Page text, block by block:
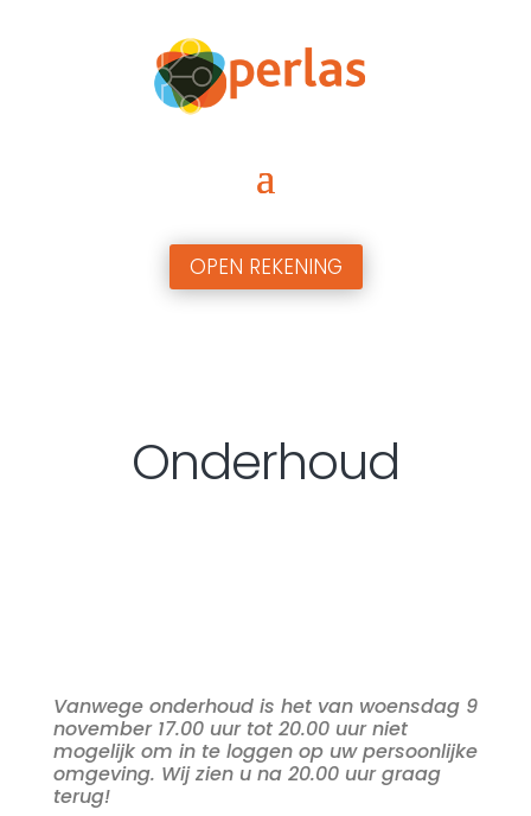
OPEN REKENING
Onderhoud
Vanwege onderhoud is het van woensdag 9
november 17.00 uur tot 20.00 uur niet
mogelijk om in te loggen op uw persoonlijke
omgeving. Wij zien u na 20.00 uur graag
terug!